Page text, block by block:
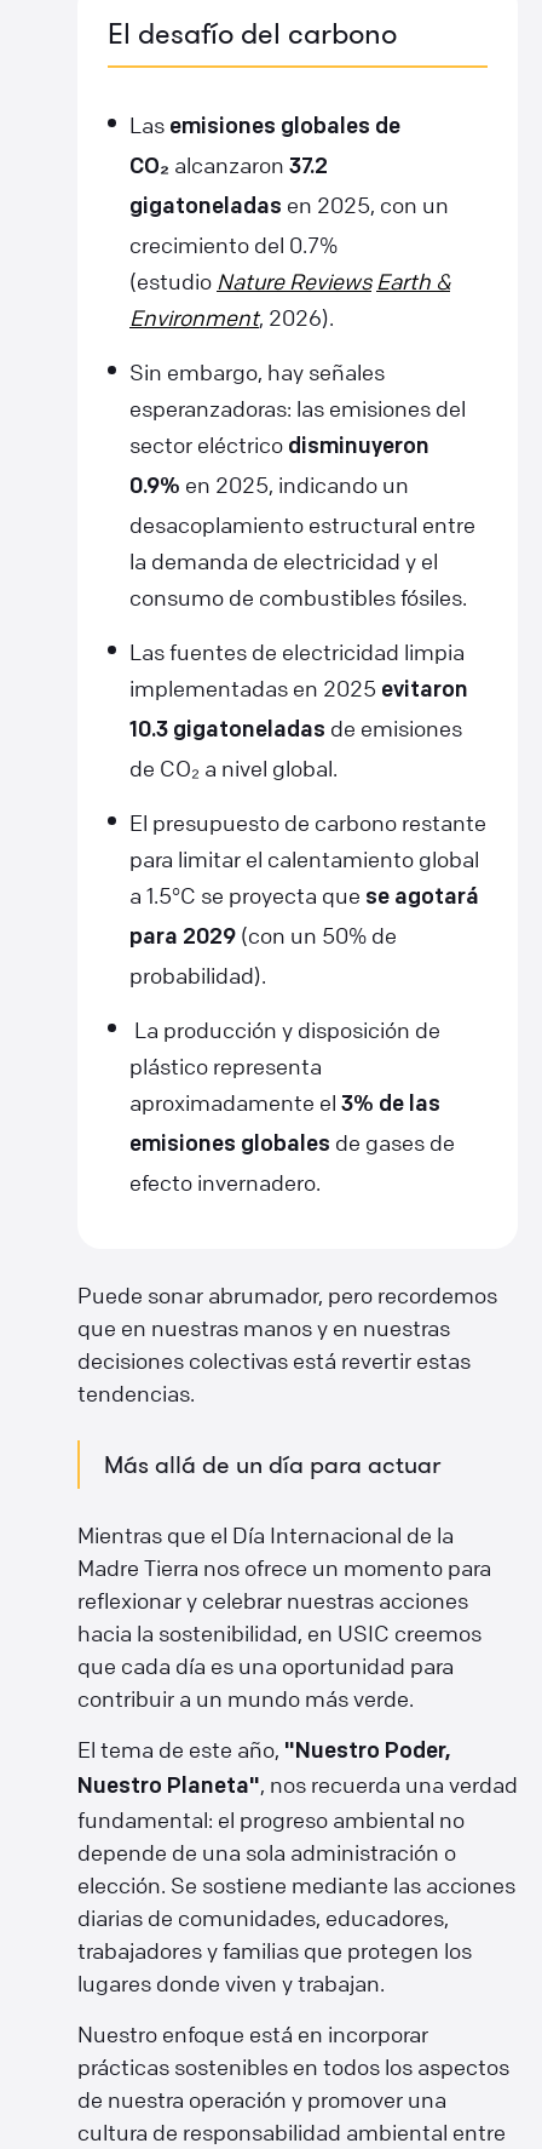
El desafío del carbono
Las emisiones globales de
CO₂ alcanzaron 37.2
gigatoneladas en 2025, con un
crecimiento del 0.7%
(estudio Nature Reviews Earth &
Environment, 2026).
Sin embargo, hay señales
esperanzadoras: las emisiones del
sector eléctrico disminuyeron
0.9% en 2025, indicando un
desacoplamiento estructural entre
la demanda de electricidad y el
consumo de combustibles fósiles.
Las fuentes de electricidad limpia
implementadas en 2025 evitaron
10.3 gigatoneladas de emisiones
de CO₂ a nivel global.
El presupuesto de carbono restante
para limitar el calentamiento global
a 1.5°C se proyecta que se agotará
para 2029 (con un 50% de
probabilidad).
La producción y disposición de
plástico representa
aproximadamente el 3% de las
emisiones globales de gases de
efecto invernadero.
Puede sonar abrumador, pero recordemos
que en nuestras manos y en nuestras
decisiones colectivas está revertir estas
tendencias.
Más allá de un día para actuar
Mientras que el Día Internacional de la
Madre Tierra nos ofrece un momento para
reflexionar y celebrar nuestras acciones
hacia la sostenibilidad, en USIC creemos
que cada día es una oportunidad para
contribuir a un mundo más verde.
El tema de este año, "Nuestro Poder,
Nuestro Planeta", nos recuerda una verdad
fundamental: el progreso ambiental no
depende de una sola administración o
elección. Se sostiene mediante las acciones
diarias de comunidades, educadores,
trabajadores y familias que protegen los
lugares donde viven y trabajan.
Nuestro enfoque está en incorporar
prácticas sostenibles en todos los aspectos
de nuestra operación y promover una
cultura de responsabilidad ambiental entre